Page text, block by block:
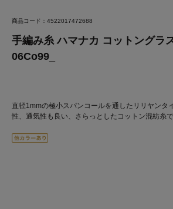
商品コード：4522017472688
手編み糸 ハマナカ コットングラ
06Co99_
直径1mmの極小スパンコールを通したリリヤンタ
性、通気性も良い、さらっとしたコットン混紡糸で